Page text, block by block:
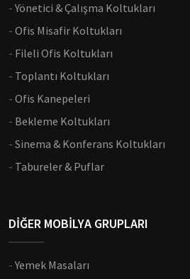
-Yönetici & Çalışma Koltukları
- Ofis Misafir Koltukları
- Fileli Ofis Koltukları
- Toplantı Koltukları
- Ofis Kanepeleri
- Bekleme Koltukları
- Sinema & Konferans Koltukları
- Tabureler & Puflar
DİĞER MOBİLYA GRUPLARI
-Yemek Masaları